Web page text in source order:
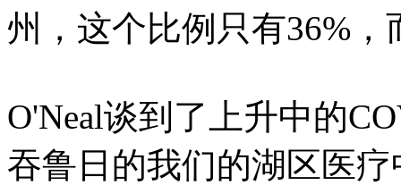
州，这个比例只有36%
O'Neal谈到了上升中的
吞鲁日的我们的湖区医